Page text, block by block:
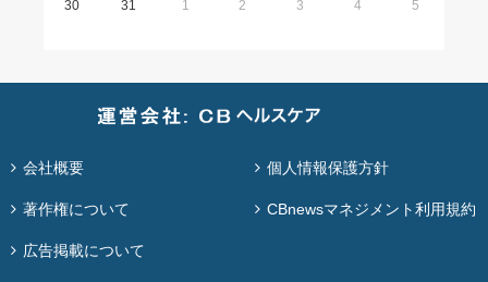
30 31 1 2 3 4 5
会社概要 個人情報保護方針
著作権について CBnewsマネジメント利用規約
広告掲載について